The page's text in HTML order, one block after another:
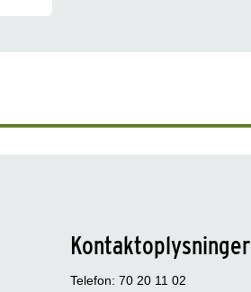
Kontaktoplysninger
Telefon: 70 20 11 02